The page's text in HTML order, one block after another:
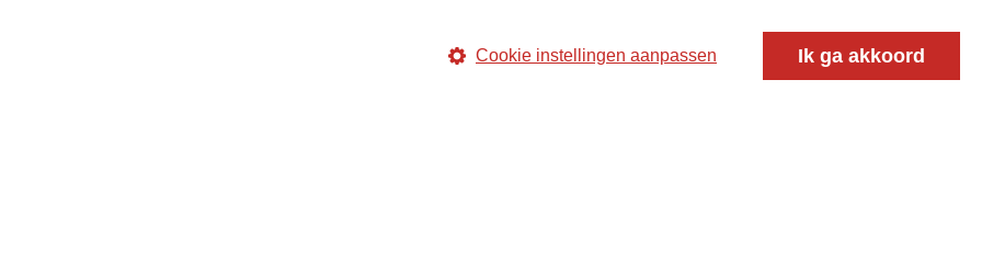
Cookie instellingen aanpassen Ik ga akkoord